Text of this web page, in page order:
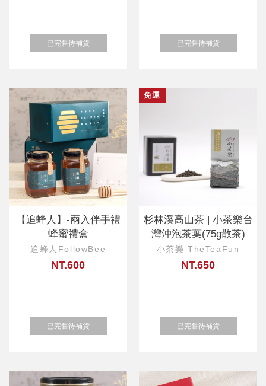
已完售待補貨 已完售待補貨
【追蜂人】-兩入伴手禮
蜂蜜禮盒
追蜂人FollowBee
NT.600
已完售待補貨
免運
杉林溪高山茶 | 小茶樂台
灣沖泡茶葉(75g散茶)
小茶樂 TheTeaFun
NT.650
已完售待補貨